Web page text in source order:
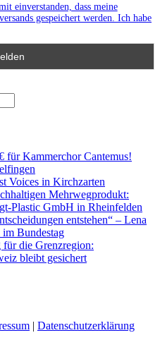
einverstanden, dass meine
gespeichert werden. Ich habe
für Kammerchor Cantemus!
Voices in Kirchzarten
Mehrwegprodukt:
Plastic GmbH in Rheinfelden
entstehen“ – Lena
Bundestag
für die Grenzregion:
bleibt gesichert
| Datenschutzerklärung